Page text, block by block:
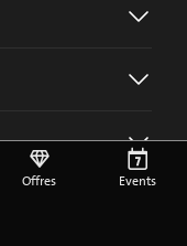
Offres Events